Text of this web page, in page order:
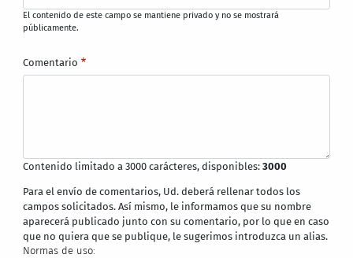
El contenido de este campo se mantiene privado y no se mostrará
públicamente.
Comentario
Contenido limitado a 3000 carácteres, disponibles:3000
Para el envío de comentarios, Ud. deberá rellenar todos los
campos solicitados. Así mismo, le informamos que su nombre
aparecerá publicado junto con su comentario, por lo que en caso
que no quiera que se publique, le sugerimos introduzca un alias.
Normas de uso: